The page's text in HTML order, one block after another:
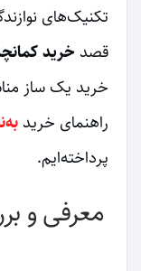
تکنیک‌های
قصد خرید
خرید یک ساز
راهنمای خرید
پرداخته‌ایم.
معرفی و